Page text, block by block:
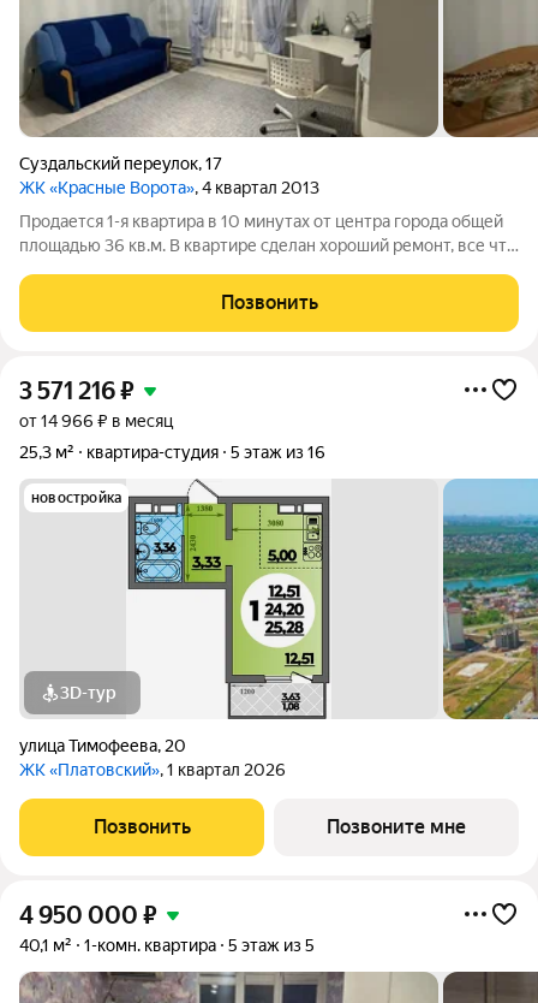
Суздальский переулок,17
ЖК «Красные Ворота», 4 квартал 2013
Продается 1-я квартира в 10 минутах от центра города общей
площадью 36 кв.м. В квартире сделан хороший ремонт, все что
кухня и большой просторный балкон 3.5 кв.м. Развитая
инфраструктура
Позвонить
3 571 216₽
от 14 966 ₽ в месяц
25,3 м²
квартира-студия 5 этаж из 16
новостройка
3D-тур
улица Тимофеева, 20
ЖК «Платовский», 1 квартал 2026
Позвонить Позвоните мне
4 950 000 ₽
40,1 м² 1-комн. квартира 5 этаж из 5